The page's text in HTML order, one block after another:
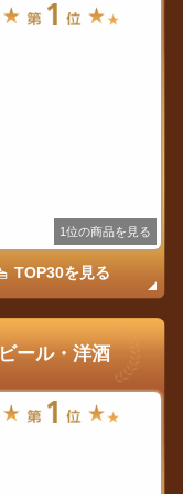
1位の商品を見る
TOP30を見る
ビール・洋酒